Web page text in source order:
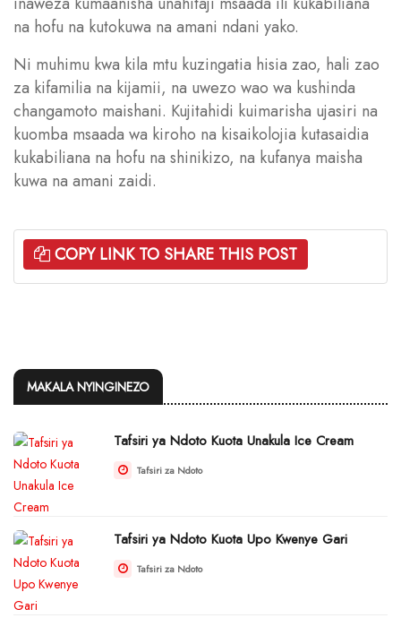
na hofu na kutokuwa na amani ndani yako.
Ni muhimu kwa kila mtu kuzingatia hisia zao, hali zao
za kifamilia na kijamii, na uwezo wao wa kushinda
changamoto maishani. Kujitahidi kuimarisha ujasiri na
kuomba msaada wa kiroho na kisaikolojia kutasaidia
kukabiliana na hofu na shinikizo, na kufanya maisha
kuwa na amani zaidi.
COPY LINK TO SHARE THIS POST
MAKALA NYINGINEZO
Tafsiri ya Ndoto Kuota Unakula Ice Cream
Tafsiri za Ndoto
Tafsiri ya Ndoto Kuota Upo Kwenye Gari
Tafsiri za Ndoto